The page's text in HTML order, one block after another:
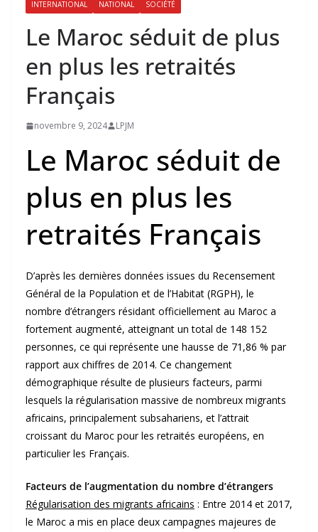
INTERNATIONAL NATIONAL SOCIÉTÉ
Le Maroc séduit de plus
en plus les retraités
Français
novembre 9, 2024 LPJM
Le Maroc séduit de
plus en plus les
retraités Français
D’après les dernières données issues du Recensement
Général de la Population et de l’Habitat (RGPH), le
nombre d’étrangers résidant officiellement au Maroc a
fortement augmenté, atteignant un total de 148 152
personnes, ce qui représente une hausse de 71,86 % par
rapport aux chiffres de 2014. Ce changement
démographique résulte de plusieurs facteurs, parmi
lesquels la régularisation massive de nombreux migrants
africains, principalement subsahariens, et l’attrait
croissant du Maroc pour les retraités européens, en
particulier les Français.
Facteurs de l’augmentation du nombre d’étrangers
Régularisation des migrants africains : Entre 2014 et 2017,
le Maroc a mis en place deux campagnes majeures de